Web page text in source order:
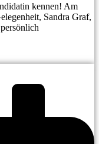
kennen! Am
Sandra Graf,